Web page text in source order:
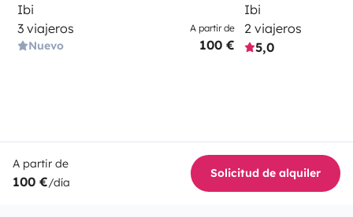
Ibi
3 viajeros
Nuevo
A partir de
100 €
Ibi
2 viajeros
5,0
A partir de
100 €/día
Solicitud de alquiler